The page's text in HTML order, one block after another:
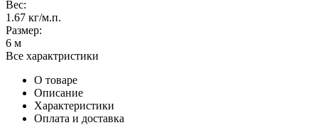
Вес:
1.67 кг/м.п.
Размер:
6 м
Все характристики
О товаре
Описание
Характеристики
Оплата и доставка